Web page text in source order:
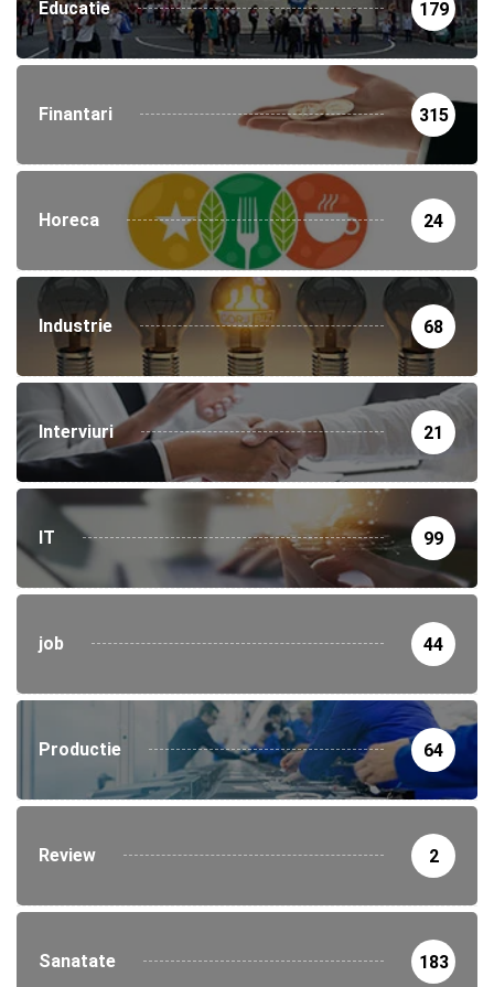
Educatie 179
Finantari 315
Horeca 24
Industrie 68
Interviuri 21
IT 99
job 44
Productie 64
Review 2
Sanatate 183